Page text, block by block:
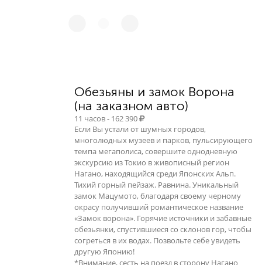
Обезьяны и замок Ворона
(на заказном авто)
11 часов - 162 390
Если Вы устали от шумных городов,
многолюдных музеев и парков, пульсирующего
темпа мегаполиса, совершите однодневную
экскурсию из Токио в живописный регион
Нагано, находящийся среди Японских Альп.
Тихий горный пейзаж. Равнина. Уникальный
замок Мацумото, благодаря своему черному
окрасу получивший романтическое название
«Замок ворона». Горячие источники и забавные
обезьянки, спустившиеся со склонов гор, чтобы
согреться в их водах. Позвольте себе увидеть
другую Японию!
*Внимание, сесть на поезд в сторону Нагано